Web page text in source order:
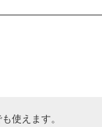
使えます。